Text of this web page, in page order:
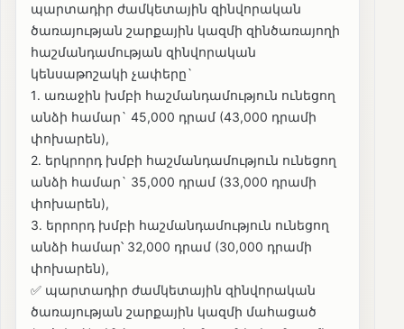
պարտադիր ժամկետային զինվորական
ծառայության շարքային կազմի զինծառայողի
հաշմանդամության զինվորական
կենսաթոշակի չափերը`
1․ առաջին խմբի հաշմանդամություն ունեցող
անձի համար` 45,000 դրամ (43,000 դրամի
փոխարեն),
2․ երկրորդ խմբի հաշմանդամություն ունեցող
անձի համար` 35,000 դրամ (33,000 դրամի
փոխարեն),
3․ երրորդ խմբի հաշմանդամություն ունեցող
անձի համար՝ 32,000 դրամ (30,000 դրամի
փոխարեն),
✅ պարտադիր ժամկետային զինվորական
ծառայության շարքային կազմի մահացած